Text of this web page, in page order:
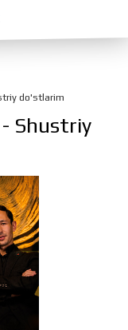
do'stlarim
- Shustriy